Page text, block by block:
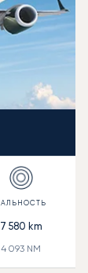
7 580 km
4 093 NM